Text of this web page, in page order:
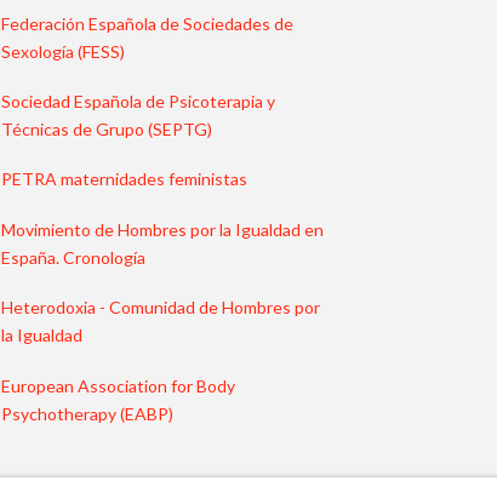
Federación Española de Sociedades de
Sexología (FESS)
Sociedad Española de Psicoterapia y
Técnicas de Grupo (SEPTG)
PETRA maternidades feministas
Movimiento de Hombres por la Igualdad en
España. Cronología
Heterodoxia - Comunidad de Hombres por
la Igualdad
European Association for Body
Psychotherapy (EABP)